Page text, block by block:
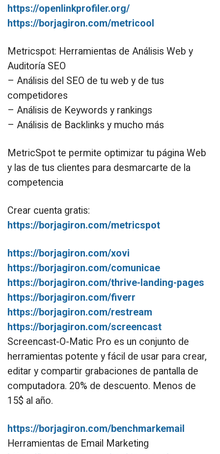
https://openlinkprofiler.org/
https://borjagiron.com/metricool
Metricspot: Herramientas de Análisis Web y
Auditoría SEO
– Análisis del SEO de tu web y de tus
competidores
– Análisis de Keywords y rankings
– Análisis de Backlinks y mucho más
MetricSpot te permite optimizar tu página Web
y las de tus clientes para desmarcarte de la
competencia
Crear cuenta gratis:
https://borjagiron.com/metricspot
https://borjagiron.com/xovi
https://borjagiron.com/comunicae
https://borjagiron.com/thrive-landing-pages
https://borjagiron.com/fiverr
https://borjagiron.com/restream
https://borjagiron.com/screencast
Screencast-O-Matic Pro es un conjunto de
herramientas potente y fácil de usar para crear,
editar y compartir grabaciones de pantalla de
computadora. 20% de descuento. Menos de
15$ al año.
https://borjagiron.com/benchmarkemail
Herramientas de Email Marketing